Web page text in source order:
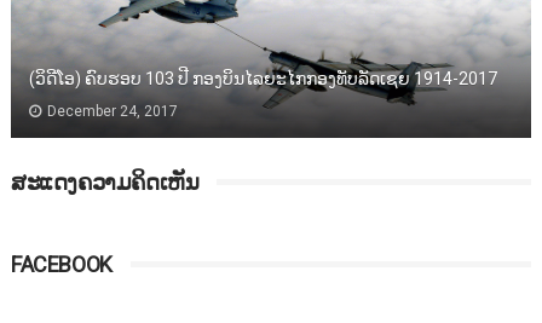
(ວິດີໂອ) ຄົບຮອບ 103 ປີ ກອງບິນໄລຍະໄກກອງທັບລັດເຊຍ 1914-2017
December 24, 2017
ສະແດງຄວາມຄິດເຫັນ
FACEBOOK